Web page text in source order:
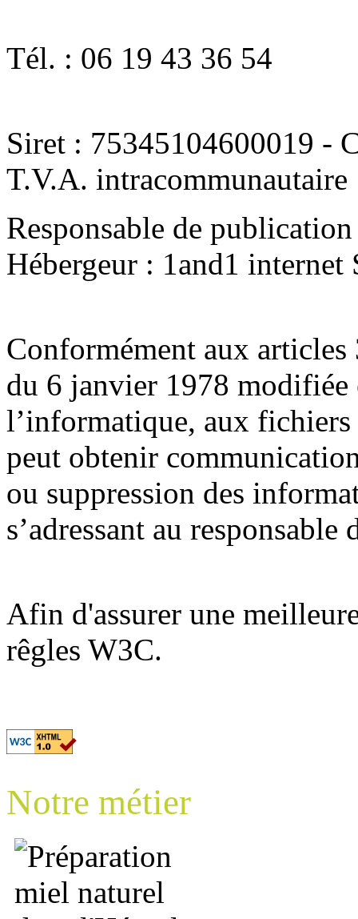
Tél. : 06 19 43 36 54
Siret : 75345104600019 -
T.V.A.
Responsable de
Hébergeur : 1and1 internet
Conformément aux
du 6 janvier 1978 modifiée
l’informatique, aux
peut obtenir
ou suppression des
s’adressant au
Afin d'assurer une
rêgles W3C.
Notre métier